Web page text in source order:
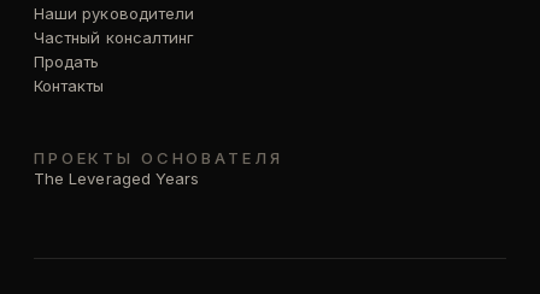
Наши руководители
Частный консалтинг
Продать
Контакты
ПРОЕКТЫ ОСНОВАТЕЛЯ
The Leveraged Years